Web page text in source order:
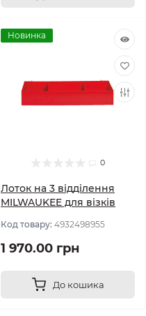
Новинка
0
Лоток на 3 відділення
MILWAUKEE для візків
Код товару: 4932498955
1 970.00 грн
До кошика